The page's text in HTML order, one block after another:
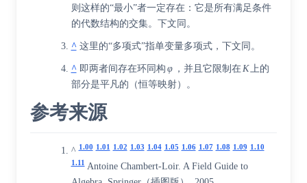
则这样的“最小”者一定存在：它是所有满足条件
的代数结构的交集。下文同。
^ 这里的“多项式”指单变量多项式，下文同。
^ 即两者间存在环同构 φ ，并且它限制在K上的
部分是平凡的（恒等映射）。
参考来源
^1.00 1.01 1.02 1.03 1.04 1.05 1.06 1.07 1.08 1.09 1.10
1.11 Antoine Chambert-Loir. A Field Guide to